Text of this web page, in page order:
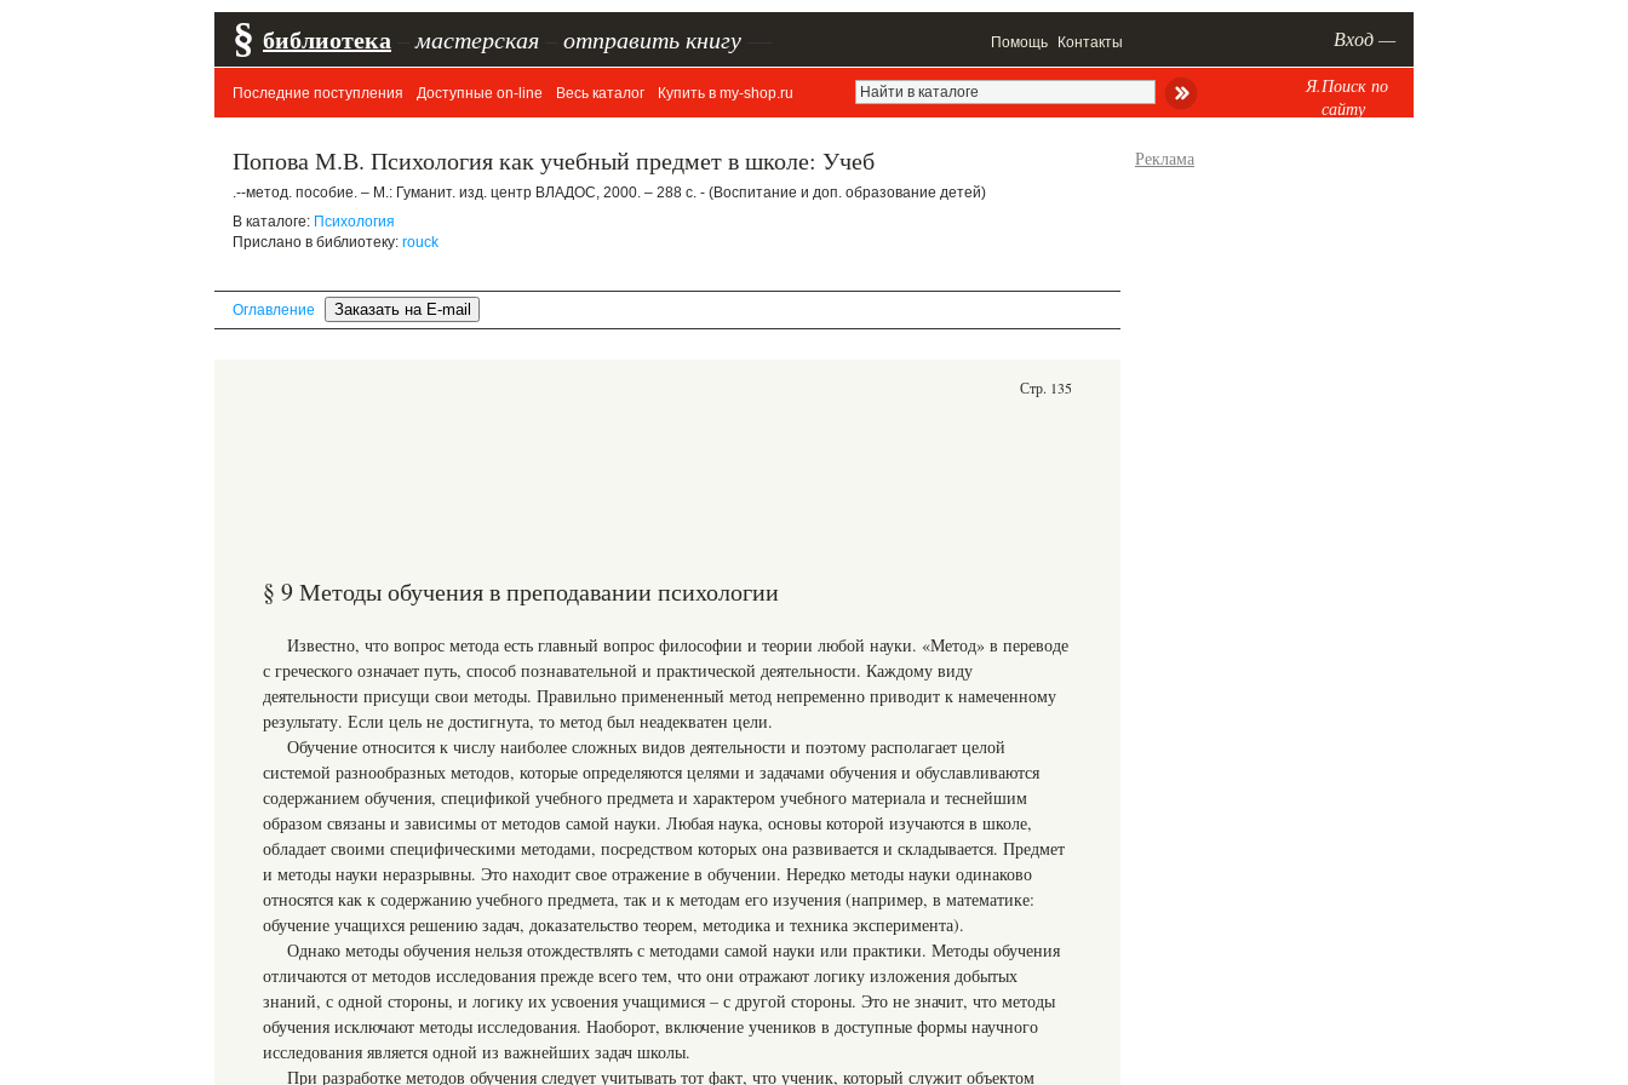
§ библиотека мастерская отправить книгу Помощь Контакты Вход —
Последние поступления Доступные on-line Весь каталог Купить в my-shop.ru
Я.Поиск по
сайту
Попова М.В. Психология как учебный предмет в школе: Учеб
.--метод. пособие. – М.: Гуманит. изд. центр ВЛАДОС, 2000. – 288 с. - (Воспитание и доп. образование детей)
В каталоге: Психология
Прислано в библиотеку: rouck
Оглавление
Стр. 135
§ 9 Методы обучения в преподавании психологии
Известно, что вопрос метода есть главный вопрос философии и теории любой науки. «Метод» в переводе
с греческого означает путь, способ познавательной и практической деятельности. Каждому виду
деятельности присущи свои методы. Правильно примененный метод непременно приводит к намеченному
результату. Если цель не достигнута, то метод был неадекватен цели.
Обучение относится к числу наиболее сложных видов деятельности и поэтому располагает целой
системой разнообразных методов, которые определяются целями и задачами обучения и обуславливаются
содержанием обучения, спецификой учебного предмета и характером учебного материала и теснейшим
образом связаны и зависимы от методов самой науки. Любая наука, основы которой изучаются в школе,
обладает своими специфическими методами, посредством которых она развивается и складывается. Предмет
и методы науки неразрывны. Это находит свое отражение в обучении. Нередко методы науки одинаково
относятся как к содержанию учебного предмета, так и к методам его изучения (например, в математике:
обучение учащихся решению задач, доказательство теорем, методика и техника эксперимента).
Однако методы обучения нельзя отождествлять с методами самой науки или практики. Методы обучения
отличаются от методов исследования прежде всего тем, что они отражают логику изложения добытых
знаний, с одной стороны, и логику их усвоения учащимися – с другой стороны. Это не значит, что методы
обучения исключают методы исследования. Наоборот, включение учеников в доступные формы научного
исследования является одной из важнейших задач школы.
При разработке методов обучения следует учитывать тот факт, что ученик, который служит объектом
Реклама